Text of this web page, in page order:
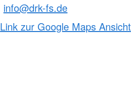
info@drk-fs.de
Link zur Google Maps Ansicht